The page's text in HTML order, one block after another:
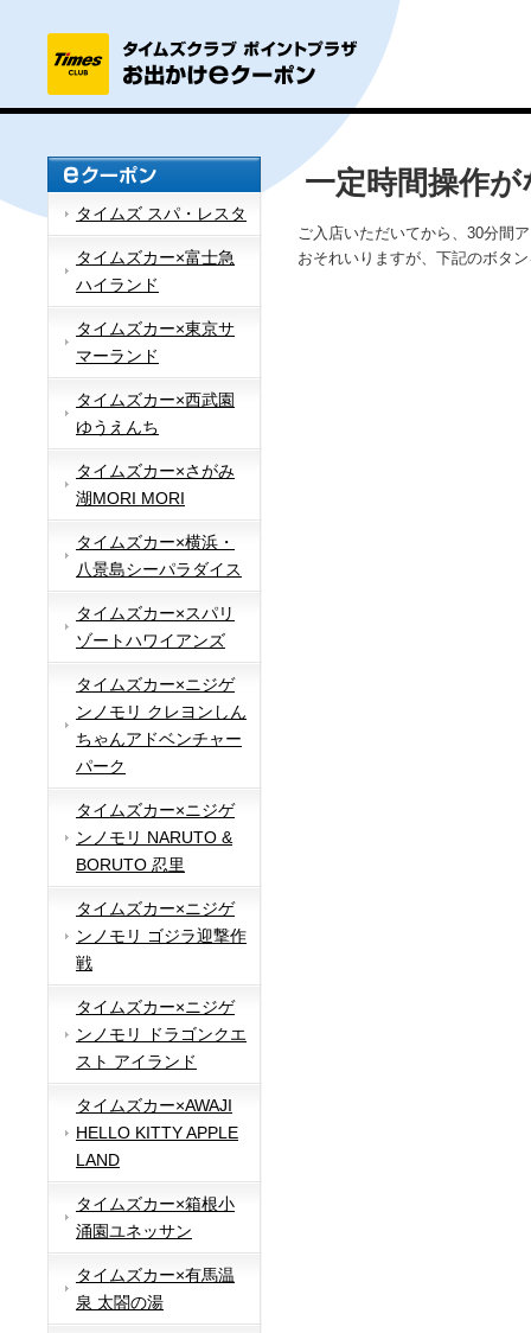
タイムズ スパ・レスタ
タイムズカー×富士急
ハイランド
タイムズカー×東京サ
マーランド
タイムズカー×西武園
ゆうえんち
タイムズカー×さがみ
湖MORI MORI
タイムズカー×横浜・
八景島シーパラダイス
タイムズカー×スパリ
ゾートハワイアンズ
タイムズカー×ニジゲ
ンノモリ クレヨンしん
ちゃんアドベンチャー
パーク
タイムズカー×ニジゲ
ンノモリ NARUTO &
BORUTO 忍里
タイムズカー×ニジゲ
ンノモリ ゴジラ迎撃作
戦
タイムズカー×ニジゲ
ンノモリ ドラゴンクエ
スト アイランド
タイムズカー×AWAJI
HELLO KITTY APPLE
LAND
タイムズカー×箱根小
涌園ユネッサン
タイムズカー×有馬温
泉 太閤の湯
一定時間操作
ご入店いただいてから、30分間
おそれいりますが、下記のボタ